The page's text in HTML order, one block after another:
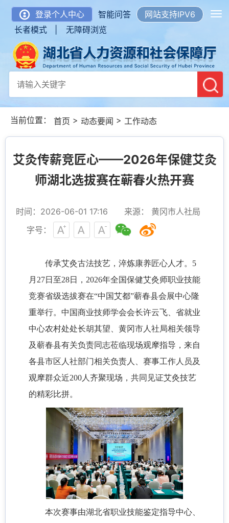
登录个人中心 智能问答
网站支持IPV6
长者模式 |
无障碍浏览
当前位置： 首页 > 动态要闻 > 工作动态
艾灸传薪竞匠心——2026年保健艾灸
师湖北选拔赛在蕲春火热开赛
时间：2026-06-01 17:16
来源： 黄冈市人社局
字号：
传承艾灸古法技艺，淬炼康养匠心人才。 5
月27日至28日，2026年全国保健艾灸师职业技能
竞赛省级选拔赛在“中国艾都”蕲春县会展中心隆
重举行。中国商业技师学会会长许云飞、省就业
中心农村处处长胡其望、黄冈市人社局相关领导
及蕲春县有关负责同志莅临现场观摩指导，来自
各县市区人社部门相关负责人、赛事工作人员及
观摩群众近200人齐聚现场，共同见证艾灸技艺
的精彩比拼。
本次赛事由湖北省职业技能鉴定指导中心、